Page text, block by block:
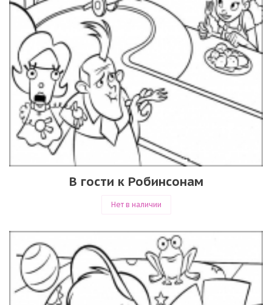
В гости к Робинсонам
Нет в наличии